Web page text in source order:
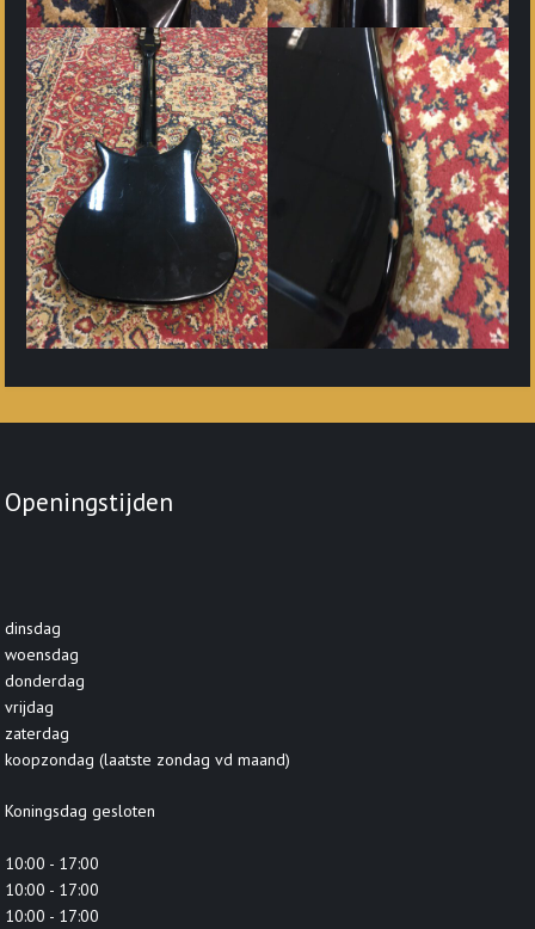
Openingstijden
dinsdag
woensdag
donderdag
vrijdag
zaterdag
koopzondag (laatste zondag vd maand)
Koningsdag gesloten
10:00 - 17:00
10:00 - 17:00
10:00 - 17:00